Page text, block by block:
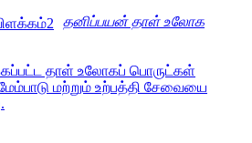
தனிப்பயன் தாள் உலோக
தாள் உலோகப் பொருட்கள்
மற்றும் உற்பத்தி சேவையை